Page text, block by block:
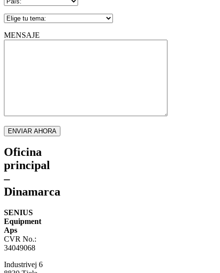
MENSAJE
Oficina
principal
–
Dinamarca
SENIUS
Equipment
Aps
CVR No.:
34049068
Industrivej 6